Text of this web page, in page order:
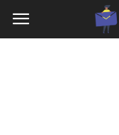
PocztaEuropa.pl